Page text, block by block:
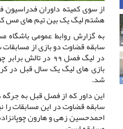
از سوی کمیته داوران
هشتم لیگ یک بین تیم های مس
سابقه قضاوت دو بازی از
در لیگ فصل 99 در
بازی های لیگ یک سال قبل در
شد.
این داور که از فصل قبل به
سابقه قضاوت در این مسابقات را
احمدحسین زهی و هارون